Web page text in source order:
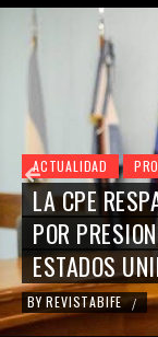
ACTUALIDAD
LA CPE
POR
ESTADOS
BY REVISTABIFE /